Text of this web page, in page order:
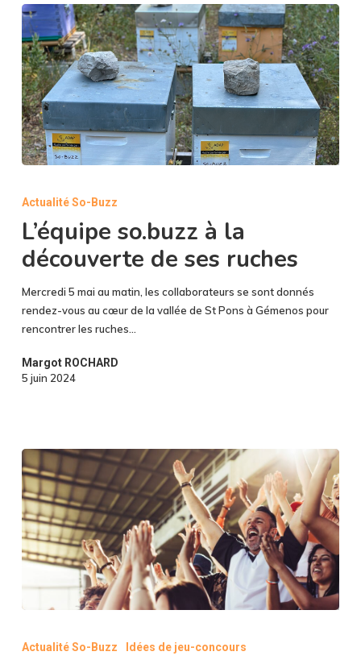
à
découverte
de
ses
ruches
Actualité So-Buzz
L’équipe so.buzz à la
découverte de ses ruches
Mercredi 5 mai au matin, les collaborateurs se sont donnés
rendez-vous au cœur de la vallée de St Pons à Gémenos pour
rencontrer les ruches…
Margot ROCHARD
5 juin 2024
nos
Actualité So-Buzz
Idées de jeu-concours